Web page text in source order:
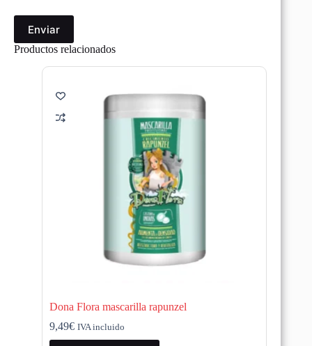
Enviar
Productos relacionados
Dona Flora mascarilla rapunzel
9,49€ IVA incluido